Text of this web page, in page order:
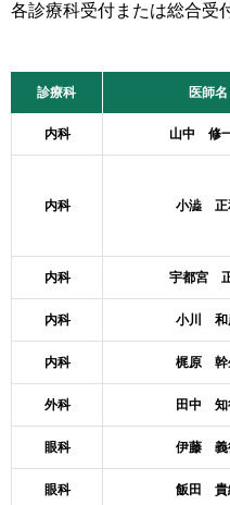
各診療科受付または総合受
診療科 医師名
内科 山中 修
内科 小澁 正
内科 宇都宮
内科 小川 和
内科 梶原 幹
外科 田中 知
眼科 伊藤 義
眼科 飯田 貴